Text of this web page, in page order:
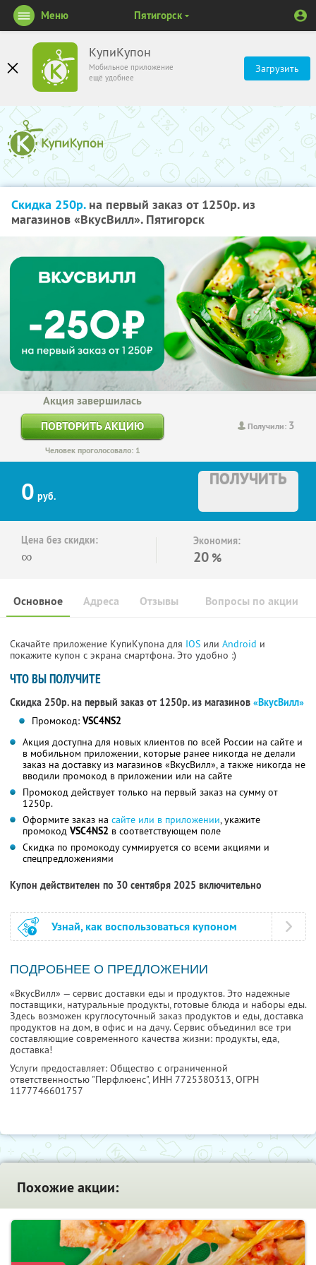
КупиКупон
Мобильное приложение
ещё удобнее
Загрузить
Меню Пятигорск
Скидка 250р.на первый заказ от 1250р. из
магазинов «ВкусВилл». Пятигорск
Получили: 3
Акция завершилась
ПОВТОРИТЬ АКЦИЮ
Человек проголосовало: 1
0 руб.
ПОЛУЧИТЬ
Цена без скидки:
∞
Экономия:
20 %
Основное Отзывы Вопросы по акции
Адреса
Скачайте приложение КупиКупона для IOS или Android и
покажите купон с экрана смартфона. Это удобно :)
ЧТО ВЫ ПОЛУЧИТЕ
Скидка 250р. на первый заказ от 1250р. из магазинов «ВкусВилл»
Промокод: VSC4NS2
Акция доступна для новых клиентов по всей России на сайте и
в мобильном приложении, которые ранее никогда не делали
заказ на доставку из магазинов «ВкусВилл», а также никогда не
вводили промокод в приложении или на сайте
Промокод действует только на первый заказ на сумму от
1250р.
Оформите заказ на сайте или в приложении, укажите
промокод VSC4NS2 в соответствующем поле
Скидка по промокоду суммируется со всеми акциями и
спецпредложениями
Купон действителен по 30 сентября 2025 включительно
Узнай, как воспользоваться купоном
ПОДРОБНЕЕ О ПРЕДЛОЖЕНИИ
«ВкусВилл» — сервис доставки еды и продуктов. Это надежные
поставщики, натуральные продукты, готовые блюда и наборы еды.
Здесь возможен круглосуточный заказ продуктов и еды, доставка
продуктов на дом, в офис и на дачу. Сервис объединил все три
составляющие современного качества жизни: продукты, еда,
доставка!
Услуги предоставляет: Общество с ограниченной
ответственностью "Перфлюенс", ИНН 7725380313, ОГРН
1177746601757
Похожие акции: